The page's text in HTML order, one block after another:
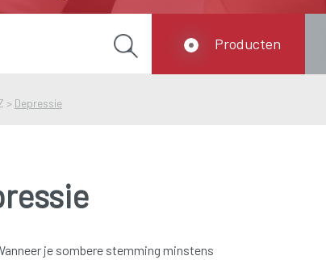
> Depressie
Producten
je sombere stemming minstens